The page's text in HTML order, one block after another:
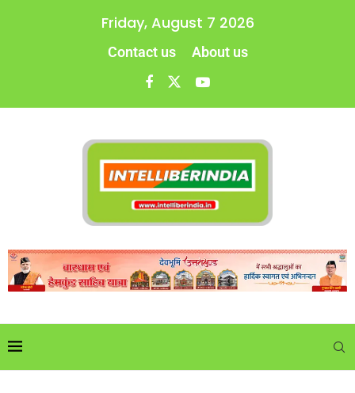
Friday, August 7 2026
Contact us About us